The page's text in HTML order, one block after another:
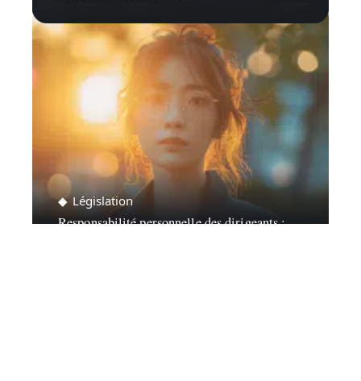
Législation
Responsabilité personnelle des dirigeants :